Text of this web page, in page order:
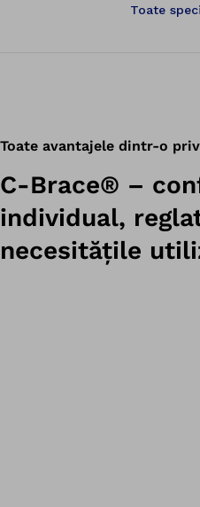
Toate
Toate avantajele dintr-o
C-Brace® –
individual,
necesitățile